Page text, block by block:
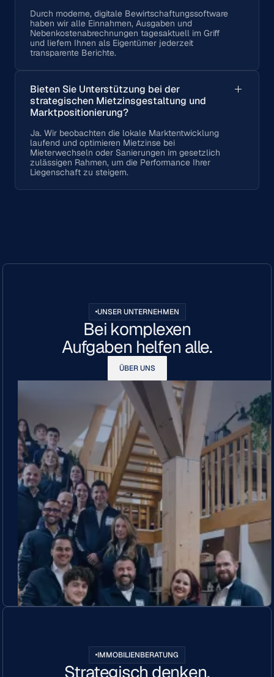
Durch moderne, digitale Bewirtschaftungssoftware
haben wir alle Einnahmen, Ausgaben und
Nebenkostenabrechnungen tagesaktuell im Griff
und liefern Ihnen als Eigentümer jederzeit
transparente Berichte.
Bieten Sie Unterstützung bei der
strategischen Mietzinsgestaltung und
Marktpositionierung?
Ja. Wir beobachten die lokale Marktentwicklung
laufend und optimieren Mietzinse bei
Mieterwechseln oder Sanierungen im gesetzlich
zulässigen Rahmen, um die Performance Ihrer
Liegenschaft zu steigern.
UNSER UNTERNEHMEN
Bei komplexen
Aufgaben helfen alle.
ÜBER UNS
IMMOBILIENBERATUNG
Strategisch denken,